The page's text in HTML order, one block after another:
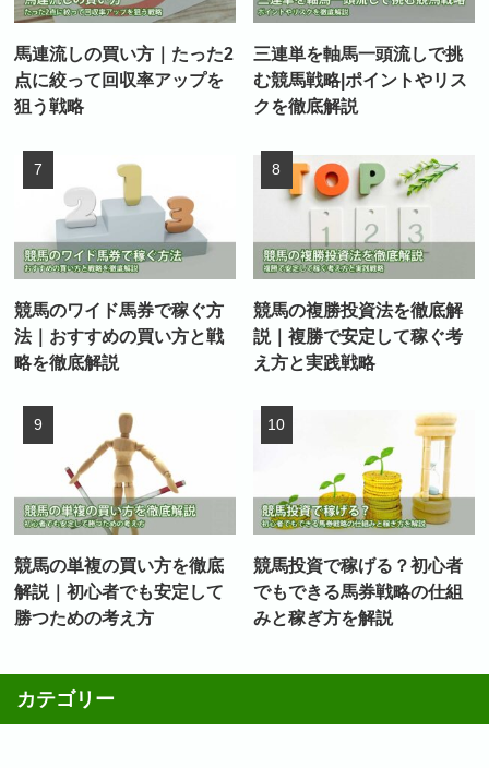
馬連流しの買い方｜たった2
点に絞って回収率アップを
狙う戦略
三連単を軸馬一頭流しで挑
む競馬戦略|ポイントやリス
クを徹底解説
競馬のワイド馬券で稼ぐ方
法｜おすすめの買い方と戦
略を徹底解説
競馬の複勝投資法を徹底解
説｜複勝で安定して稼ぐ考
え方と実践戦略
競馬の単複の買い方を徹底
解説｜初心者でも安定して
勝つための考え方
競馬投資で稼げる？初心者
でもできる馬券戦略の仕組
みと稼ぎ方を解説
カテゴリー